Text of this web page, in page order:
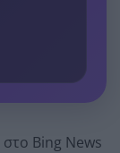
στο Bing News